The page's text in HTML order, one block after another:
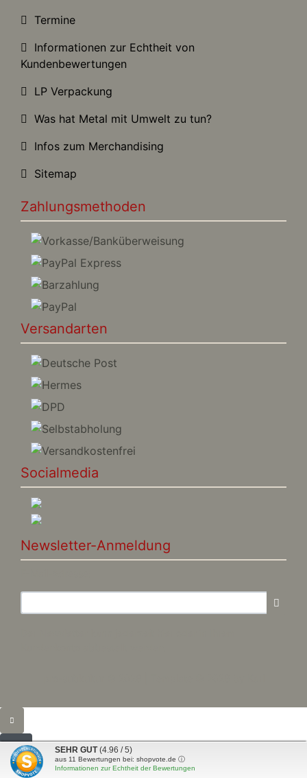
Termine
Informationen zur Echtheit von
Kundenbewertungen
LP Verpackung
Was hat Metal mit Umwelt zu tun?
Infos zum Merchandising
Sitemap
Zahlungsmethoden
Versandarten
Socialmedia
Newsletter-Anmeldung
modified eCommerce Shopsoftware © 2009-2026
SEHR GUT (4.96 / 5)
aus 11 Bewertungen bei: shopvote.de ⓘ
Informationen zur Echtheit der Bewertungen